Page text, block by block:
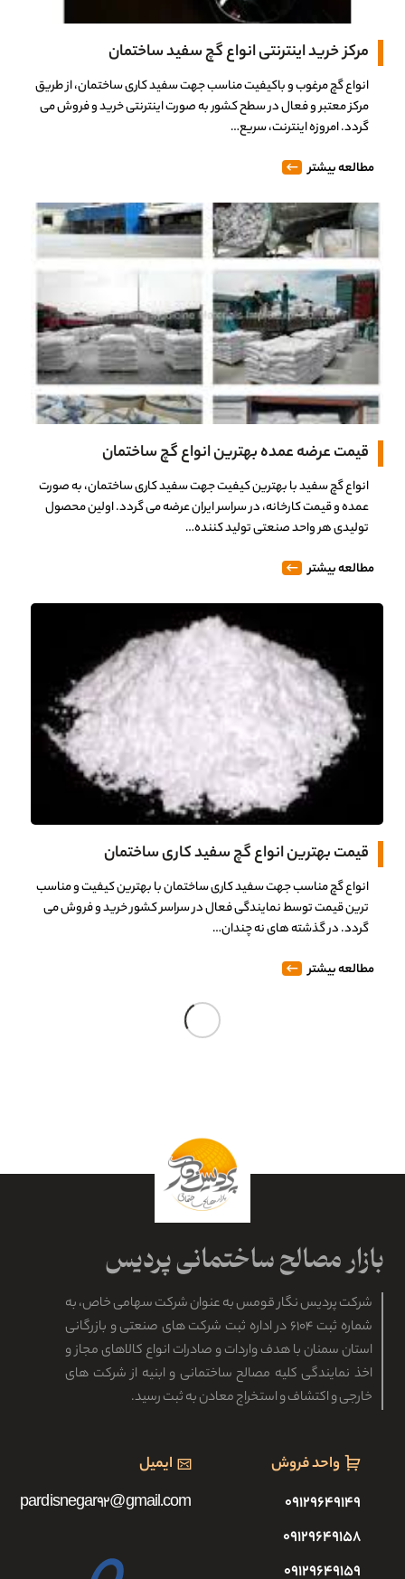
مرکز خرید اینترنتی انواع گچ سفید ساختمان
انواع گچ مرغوب و باکیفیت مناسب جهت سفید کاری ساختمان، از طریق
مرکز معتبر و فعال در سطح کشور به صورت اینترنتی خرید و فروش می
گردد. امروزه اینترنت، سریع…
مطالعه بیشتر
قیمت عرضه عمده بهترین انواع گچ ساختمان
انواع گچ سفید با بهترین کیفیت جهت سفید کاری ساختمان، به صورت
عمده و قیمت کارخانه، در سراسر ایران عرضه می گردد. اولین محصول
تولیدی هر واحد صنعتی تولید کننده…
مطالعه بیشتر
قیمت بهترین انواع گچ سفید کاری ساختمان
انواع گچ مناسب جهت سفید کاری ساختمان با بهترین کیفیت و مناسب
ترین قیمت توسط نمایندگی فعال در سراسر کشور خرید و فروش می
گردد. در گذشته های نه چندان…
مطالعه بیشتر
بازار بزرگ توزیع انواع گچ سفید ساختمان
ساختمانی توزیع می گردد. سنگ گچ پس از عملیات خردایش، وارد مرحله
تولید می گردد. این سنگ در…
مطالعه بیشتر